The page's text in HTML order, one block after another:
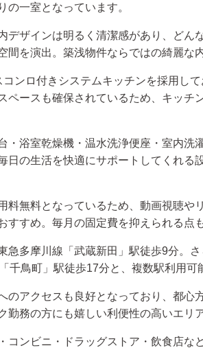
の一室となっています。
デザインは明るく清潔感があり、どん
間を演出。築浅物件ならではの綺麗な
ンロ付きシステムキッチンを採用し
ペースも確保されているため、キッチ
・浴室乾燥機・温水洗浄便座・室内洗
日の生活を快適にサポートしてくれる
料無料となっているため、動画視聴や
すすめ。毎月の固定費を抑えられる点
急多摩川線「武蔵新田」駅徒歩9分。
千鳥町」駅徒歩17分と、複数駅利用可
のアクセスも良好となっており、都心
勤務の方にも嬉しい利便性の高いエリ
コンビニ・ドラッグストア・飲食店な